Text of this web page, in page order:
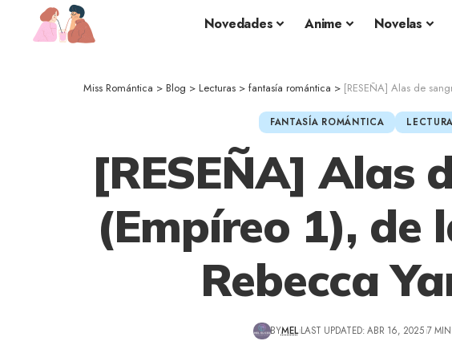
Novedades Anime Novelas
Miss Romántica > Blog > Lecturas> fantasía romántica > [RESEÑA] Alas de
FANTASÍA ROMÁNTICA
[RESEÑA] Alas
(Empíreo 1), de
Rebecca
BYMEL LAST UPDATED: ABR 16, 2025 7